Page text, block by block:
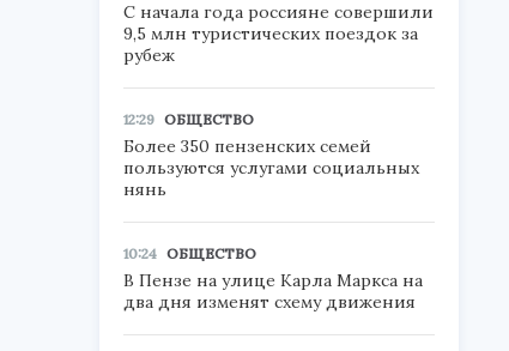
С начала года россияне совершили
9,5 млн туристических поездок за
рубеж
12:29 ОБЩЕСТВО
Более 350 пензенских семей
пользуются услугами социальных
нянь
10:24 ОБЩЕСТВО
В Пензе на улице Карла Маркса на
два дня изменят схему движения